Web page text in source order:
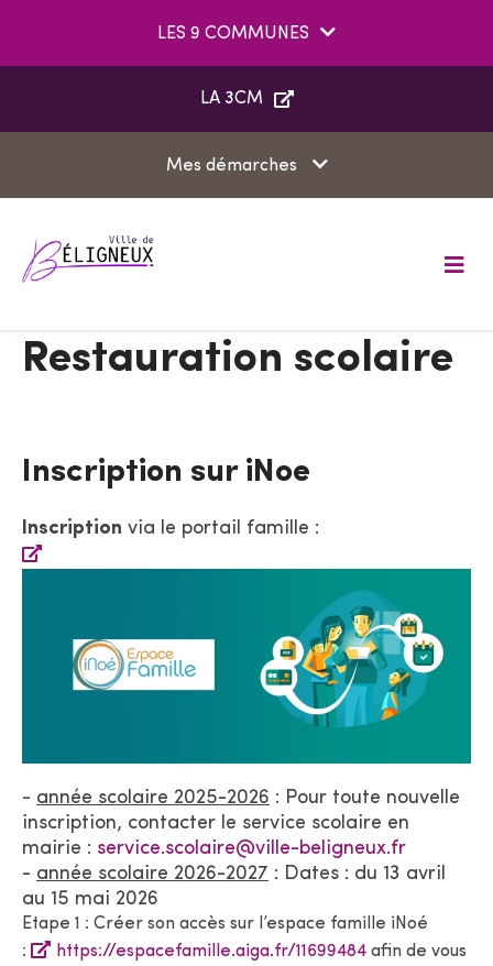
LES 9 COMMUNES
LA 3CM
Mes démarches
Restauration scolaire
Inscription sur iNoe
Inscription via le portail famille :
- année scolaire 2025-2026 : Pour toute nouvelle
inscription, contacter le service scolaire en
mairie : service.scolaire@ville-beligneux.fr
- année scolaire 2026-2027 : Dates : du 13 avril
au 15 mai 2026
Etape 1 : Créer son accès sur l’espace famille iNoé
:
https://espacefamille.aiga.fr/11699484 afin de vous